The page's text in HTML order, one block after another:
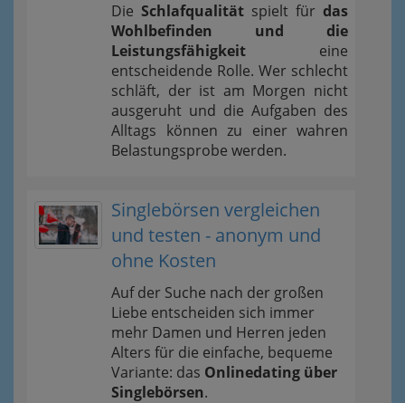
Die Schlafqualität spielt für das
Wohlbefinden und die
Leistungsfähigkeit eine
entscheidende Rolle. Wer schlecht
schläft, der ist am Morgen nicht
ausgeruht und die Aufgaben des
Alltags können zu einer wahren
Belastungsprobe werden.
Singlebörsen vergleichen
und testen - anonym und
ohne Kosten
Auf der Suche nach der großen
Liebe entscheiden sich immer
mehr Damen und Herren jeden
Alters für die einfache, bequeme
Variante: das Onlinedating über
Singlebörsen.